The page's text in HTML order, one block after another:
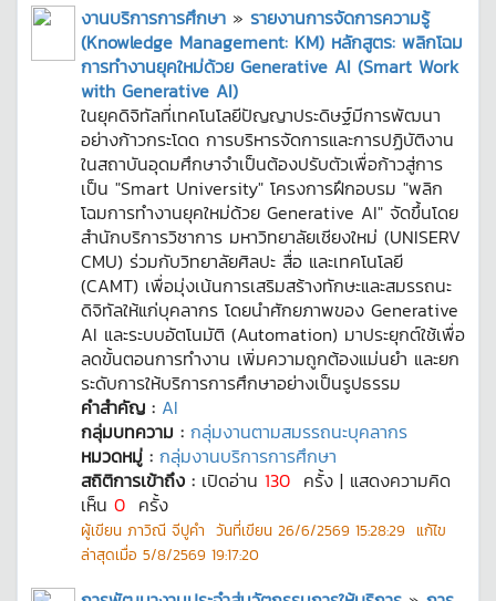
งานบริการการศึกษา » รายงานการจัดการความรู้
(Knowledge Management: KM) หลักสูตร: พลิกโฉม
การทำงานยุคใหม่ด้วย Generative AI (Smart Work
with Generative AI)
ในยุคดิจิทัลที่เทคโนโลยีปัญญาประดิษฐ์มีการพัฒนา
อย่างก้าวกระโดด การบริหารจัดการและการปฏิบัติงาน
ในสถาบันอุดมศึกษาจำเป็นต้องปรับตัวเพื่อก้าวสู่การ
เป็น "Smart University" โครงการฝึกอบรม "พลิก
โฉมการทำงานยุคใหม่ด้วย Generative AI" จัดขึ้นโดย
สำนักบริการวิชาการ มหาวิทยาลัยเชียงใหม่ (UNISERV
CMU) ร่วมกับวิทยาลัยศิลปะ สื่อ และเทคโนโลยี
(CAMT) เพื่อมุ่งเน้นการเสริมสร้างทักษะและสมรรถนะ
ดิจิทัลให้แก่บุคลากร โดยนำศักยภาพของ Generative
AI และระบบอัตโนมัติ (Automation) มาประยุกต์ใช้เพื่อ
ลดขั้นตอนการทำงาน เพิ่มความถูกต้องแม่นยำ และยก
ระดับการให้บริการการศึกษาอย่างเป็นรูปธรรม
คำสำคัญ : AI
กลุ่มบทความ : กลุ่มงานตามสมรรถนะบุคลากร
หมวดหมู่ : กลุ่มงานบริการการศึกษา
สถิติการเข้าถึง : เปิดอ่าน 130 ครั้ง | แสดงความคิด
เห็น 0 ครั้ง
ผู้เขียน ภาวิณี จีปูคำ วันที่เขียน 26/6/2569 15:28:29 แก้ไข
ล่าสุดเมื่อ 5/8/2569 19:17:20